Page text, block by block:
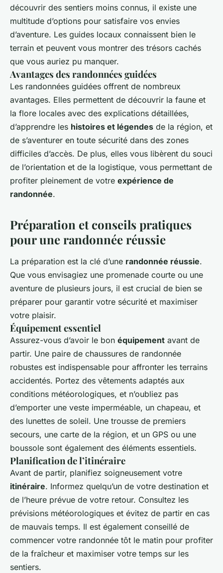
découvrir des sentiers moins connus, il existe une
multitude d’options pour satisfaire vos envies
d’aventure. Les guides locaux connaissent bien le
terrain et peuvent vous montrer des trésors cachés
que vous auriez pu manquer.
Avantages des randonnées guidées
Les randonnées guidées offrent de nombreux
avantages. Elles permettent de découvrir la faune et
la flore locales avec des explications détaillées,
d’apprendre les histoires et légendes de la région, et
de s’aventurer en toute sécurité dans des zones
difficiles d’accès. De plus, elles vous libèrent du souci
de l’orientation et de la logistique, vous permettant de
profiter pleinement de votre expérience de
randonnée.
Préparation et conseils pratiques
pour une randonnée réussie
La préparation est la clé d’une randonnée réussie.
Que vous envisagiez une promenade courte ou une
aventure de plusieurs jours, il est crucial de bien se
préparer pour garantir votre sécurité et maximiser
votre plaisir.
Équipement essentiel
Assurez-vous d’avoir le bon équipement avant de
partir. Une paire de chaussures de randonnée
robustes est indispensable pour affronter les terrains
accidentés. Portez des vêtements adaptés aux
conditions météorologiques, et n’oubliez pas
d’emporter une veste imperméable, un chapeau, et
des lunettes de soleil. Une trousse de premiers
secours, une carte de la région, et un GPS ou une
boussole sont également des éléments essentiels.
Planification de l’itinéraire
Avant de partir, planifiez soigneusement votre
itinéraire. Informez quelqu’un de votre destination et
de l’heure prévue de votre retour. Consultez les
prévisions météorologiques et évitez de partir en cas
de mauvais temps. Il est également conseillé de
commencer votre randonnée tôt le matin pour profiter
de la fraîcheur et maximiser votre temps sur les
sentiers.